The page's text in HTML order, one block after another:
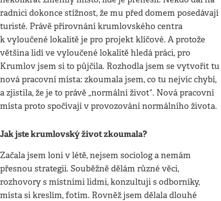
radnici dokonce stížnost, že mu před domem posedávají
turisté. Právě přirovnání krumlovského centra
k vyloučené lokalitě je pro projekt klíčové. A protože
většina lidí ve vyloučené lokalitě hledá práci, pro
Krumlov jsem si to půjčila. Rozhodla jsem se vytvořit tu
nová pracovní místa: zkoumala jsem, co tu nejvíc chybí,
a zjistila, že je to právě „normální život“. Nová pracovní
místa proto spočívají v provozování normálního života.
Jak jste krumlovský život zkoumala?
Začala jsem loni v létě, nejsem sociolog a nemám
přesnou strategii. Souběžně dělám různé věci,
rozhovory s místními lidmi, konzultuji s odborníky,
místa si kreslím, fotím. Rovněž jsem dělala dlouhé